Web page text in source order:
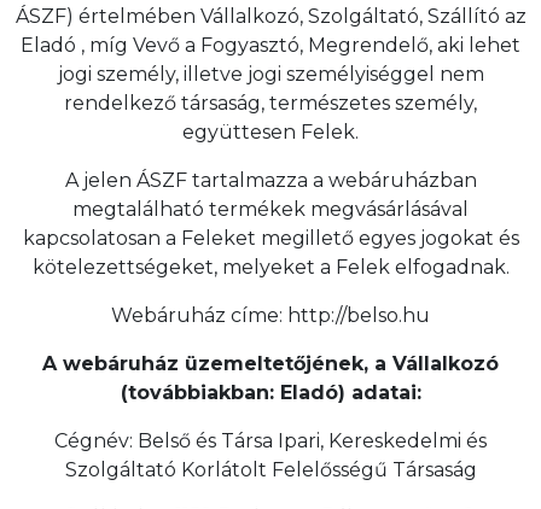
ÁSZF) értelmében Vállalkozó, Szolgáltató, Szállító az
Eladó , míg Vevő a Fogyasztó, Megrendelő, aki lehet
jogi személy, illetve jogi személyiséggel nem
rendelkező társaság, természetes személy,
együttesen Felek.
A jelen ÁSZF tartalmazza a webáruházban
megtalálható termékek megvásárlásával
kapcsolatosan a Feleket megillető egyes jogokat és
kötelezettségeket, melyeket a Felek elfogadnak.
Webáruház címe: http://belso.hu
A webáruház üzemeltetőjének, a Vállalkozó
(továbbiakban: Eladó) adatai:
Cégnév: Belső és Társa Ipari, Kereskedelmi és
Szolgáltató Korlátolt Felelősségű Társaság